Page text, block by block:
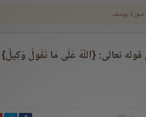
سورة يوسف
تعالى: {فَلَمّا رَجِعُوا إِلَىَ أَبِيهِمْ} الآية 63 إلى قوله تعالى: {اللَّهُ عَلَى مَا نَقُولُ وَكِيلٌ}